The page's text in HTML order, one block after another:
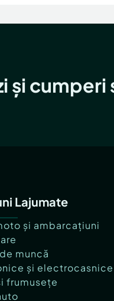
și cumperi
Lajumate
și ambarcațiuni
muncă
și electrocasnice
frumusețe